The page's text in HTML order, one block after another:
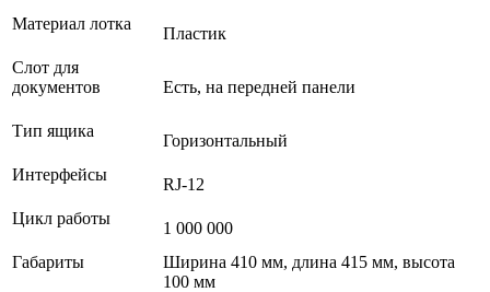
Материал лотка
Пластик
Слот для
документов
Есть, на передней панели
Тип ящика
Горизонтальный
Интерфейсы
RJ-12
Цикл работы
1 000 000
Габариты
Ширина 410 мм, длина 415 мм, высота
100 мм